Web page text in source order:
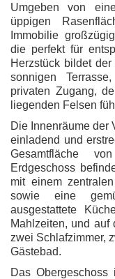
Umgeben von
üppigen
Immobilie
die perfekt für
Herzstück bildet
sonnigen
privaten Zugang,
liegenden Felsen
Die Innenräume der
einladend und
Gesamtfläche
Erdgeschoss
mit einem
sowie eine
ausgestattete
Mahlzeiten, und auf
zwei Schlafzimmer,
Gästebad.
Das